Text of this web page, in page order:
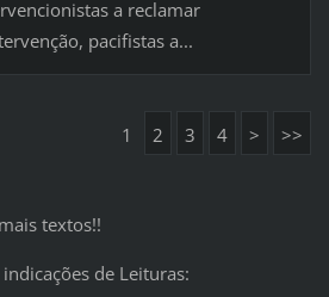
a reclamar
pacifistas a...
1 2 3 4 > >>
textos!!
de Leituras: